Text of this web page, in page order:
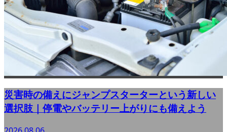
災害時の備えにジャンプスターターという新しい
選択肢｜停電やバッテリー上がりにも備えよう